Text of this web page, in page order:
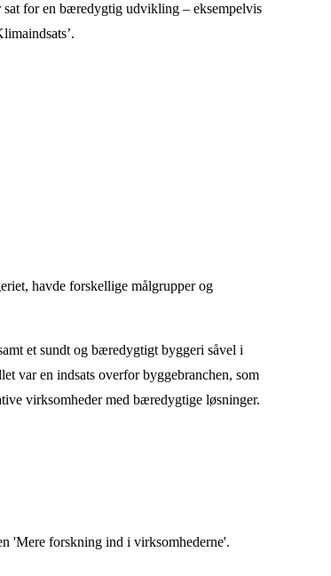
for en bæredygtig udvikling – eksempelvis
havde forskellige målgrupper og
et sundt og bæredygtigt byggeri såvel i
var en indsats overfor byggebranchen, som
virksomheder med bæredygtige løsninger.
'Mere forskning ind i virksomhederne'.